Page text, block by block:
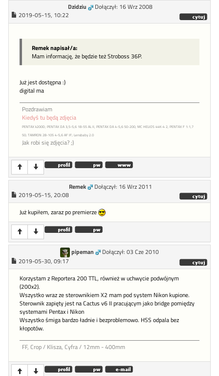
Dzidziu
Dołączył: 16 Wrz 2008
2019-05-15, 10:22
Remek napisał/a:
Mam informację, że będzie też Stroboss 36P.
Już jest dostępna :)
digital ma
Pozdrawiam
Kiedyś tu będą zdjęcia
PENTAX k200D; PENTAX DA 3,5-5,6 18-55 AL II, PENTAX DA 4-5,6 50-200, MC HELIOS 44K-4 2, PENTAX F 1:1,7
50; TAMRON 28-105 4-5,6 AF IF; Lensbaby 2.0
Jak robi się zdjęcia? ;)
Remek
Dołączył: 16 Wrz 2011
2019-05-15, 20:08
Już kupiłem, zaraz po premierze
pipeman
Dołączył: 03 Cze 2010
2019-05-30, 09:17
Korzystam z Reportera 200 TTL, również w uchwycie podwójnym
(200x2).
Wszystko wraz ze sterownikiem X2 mam pod system Nikon kupione.
Sterownik zapięty jest na Cactus v6 II pracującym jako bridge pomiędzy
systemami Pentax i Nikon
Wszystko śmiga bardzo ładnie i bezproblemowo. HSS odpala bez
kłopotów.
FF, Crop / Klisza, Cyfra / 12mm - 400mm